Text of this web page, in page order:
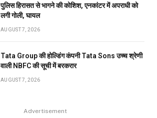
पुलिस हिरासत से भागने की कोशिश, एनकांटर में अपराधी को
लगी गोली, घायल
AUGUST 7, 2026
Tata Group की होल्डिंग कंपनी Tata Sons उच्च श्रेणी
वाली NBFC की सूची में बरकरार
AUGUST 7, 2026
Advertisement